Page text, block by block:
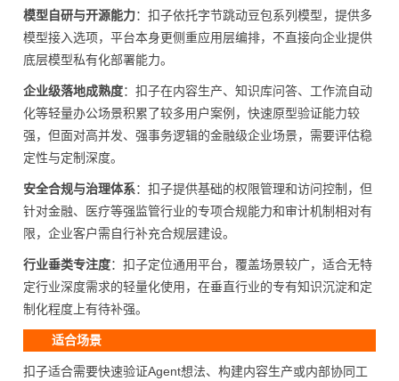
模型自研与开源能力：扣子依托字节跳动豆包系列模型，提供多
模型接入选项，平台本身更侧重应用层编排，不直接向企业提供
底层模型私有化部署能力。
企业级落地成熟度：扣子在内容生产、知识库问答、工作流自动
化等轻量办公场景积累了较多用户案例，快速原型验证能力较
强，但面对高并发、强事务逻辑的金融级企业场景，需要评估稳
定性与定制深度。
安全合规与治理体系：扣子提供基础的权限管理和访问控制，但
针对金融、医疗等强监管行业的专项合规能力和审计机制相对有
限，企业客户需自行补充合规层建设。
行业垂类专注度：扣子定位通用平台，覆盖场景较广，适合无特
定行业深度需求的轻量化使用，在垂直行业的专有知识沉淀和定
制化程度上有待补强。
适合场景
扣子适合需要快速验证Agent想法、构建内容生产或内部协同工